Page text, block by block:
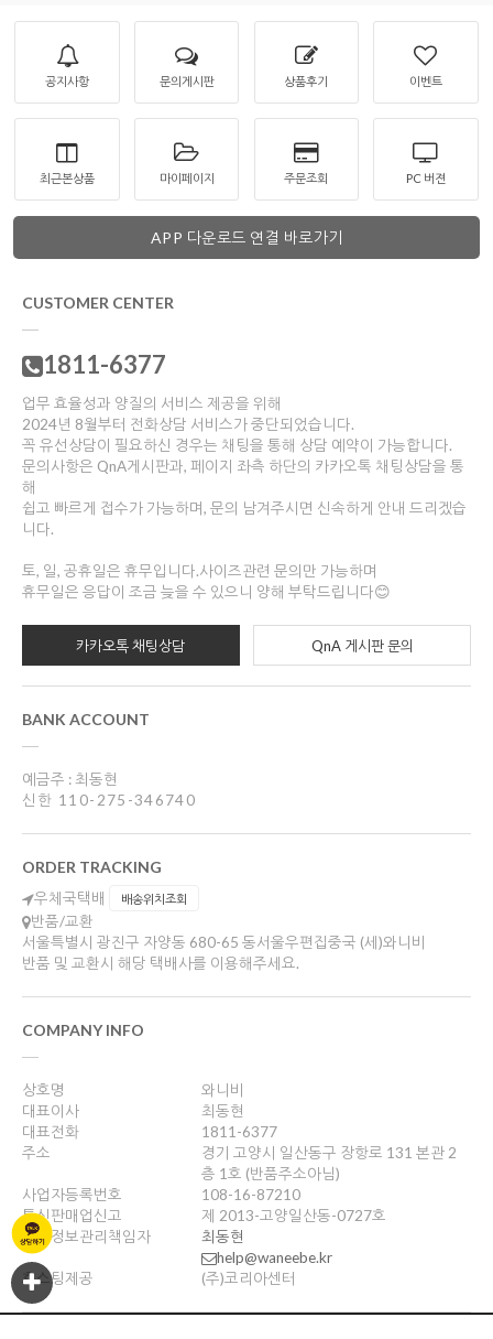
공지사항 문의게시판 상품후기 이벤트
최근본상품 마이페이지 주문조회 PC 버젼
APP 다운로드 연결 바로가기
CUSTOMER CENTER
1811-6377
업무 효율성과 양질의 서비스 제공을 위해
2024년 8월부터 전화상담 서비스가 중단되었습니다.
꼭 유선상담이 필요하신 경우는 채팅을 통해 상담 예약이 가능합니다.
문의사항은 QnA게시판과, 페이지 좌측 하단의 카카오톡 채팅상담을 통
해
쉽고 빠르게 접수가 가능하며, 문의 남겨주시면 신속하게 안내 드리겠습
니다.
토, 일, 공휴일은 휴무입니다.사이즈관련 문의만 가능하며
휴무일은 응답이 조금 늦을 수 있으니 양해 부탁드립니다😊
카카오톡 채팅상담 QnA 게시판 문의
BANK ACCOUNT
예금주 : 최동현
신한 110-275-346740
ORDER TRACKING
우체국택배 배송위치조회
반품/교환
서울특별시 광진구 자양동 680-65 동서울우편집중국 (세)와니비
반품 및 교환시 해당 택배사를 이용해주세요.
COMPANY INFO
상호명
와니비
대표이사
최동현
대표전화
1811-6377
주소
경기 고양시 일산동구 장항로 131 본관 2
층 1호 (반품주소아님)
사업자등록번호
108-16-87210
통신판매업신고
제 2013-고양일산동-0727호
개인정보관리책임자
최동현
help@waneebe.kr
호스팅제공
(주)코리아센터